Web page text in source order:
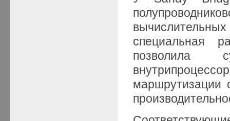
специальная
позволила
маршрутизации